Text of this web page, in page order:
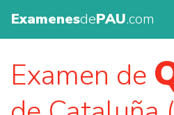
ExamenesdePAU.com
Examen de